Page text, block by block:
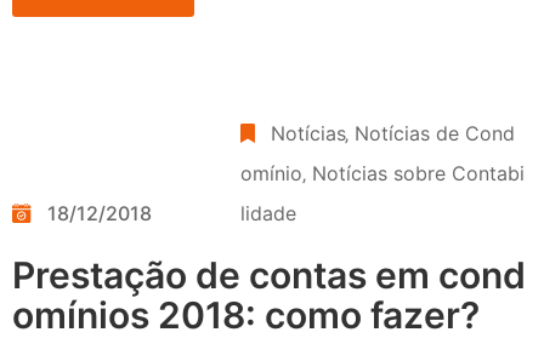
18/12/2018
Notícias‚ Notícias de Cond
omínio‚ Notícias sobre Contabi
lidade
Prestação de contas em cond
omínios 2018: como fazer?